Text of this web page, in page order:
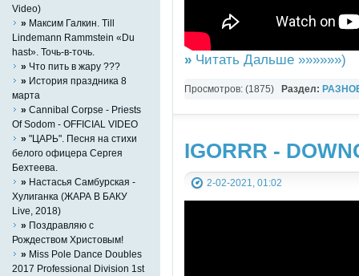
» Читать Дальше »»»»»»)
Просмотров: (1875) Раздел:
IGORRR -
2-02-2021, 01:02
Video)
» Максим Галкин. Till
Lindemann Rammstein «Du
hast». Точь-в-точь.
» Что пить в жару ???
» История праздника 8
марта
» Cannibal Corpse - Priests
Of Sodom - OFFICIAL VIDEO
» "ЦАРЬ". Песня на стихи
белого офицера Сергея
Бехтеева.
» Настасья Самбурская -
Хулиганка (ЖАРА В БАКУ
Live, 2018)
» Поздравляю с
Рождеством Христовым!
» Miss Pole Dance Doubles
2017 Professional Division 1st